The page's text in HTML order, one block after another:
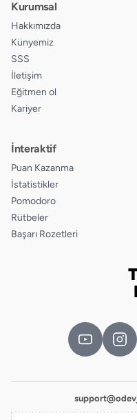
15.
17.
18.
20.
Kurumsal
Hakkımızda
Künyemiz
SSS
İletişim
Eğitmen ol
Kariyer
İnteraktif
Puan Kazanma
İstatistikler
Pomodoro
Rütbeler
Başarı Rozetleri